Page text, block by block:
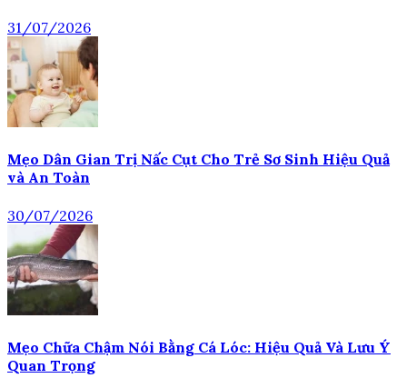
31/07/2026
Mẹo Dân Gian Trị Nấc Cụt Cho Trẻ Sơ Sinh Hiệu Quả
và An Toàn
30/07/2026
Mẹo Chữa Chậm Nói Bằng Cá Lóc: Hiệu Quả Và Lưu Ý
Quan Trọng